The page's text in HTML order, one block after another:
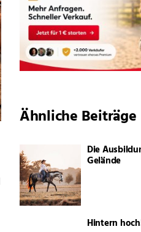
Ähnliche Beiträge
Die
Gelände
Hintern